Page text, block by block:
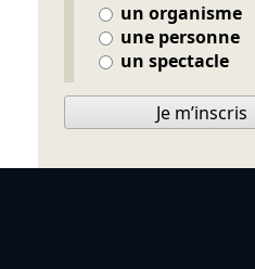
un organisme
une personne
un spectacle
Je m’inscris